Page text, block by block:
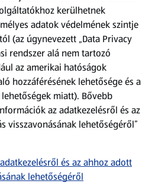
applikációt!
kerülhetnek
adatok védelmének szintje
(az úgynevezett „Data Privacy
rendszer alá nem tartozó
az amerikai hatóságok
hozzáférésének lehetősége és a
miatt). Bővebb
az adatkezelésről és az
visszavonásának lehetőségéről”
és az ahhoz adott
lehetőségéről